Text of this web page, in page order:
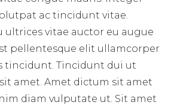
ac tincidunt vitae.
ultrices vitae auctor eu augue
pellentesque elit ullamcorper
tincidunt. Tincidunt dui ut
amet. Amet dictum sit amet
diam vulputate ut. Sit amet